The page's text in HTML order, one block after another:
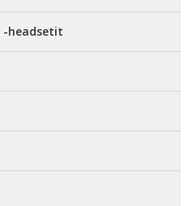
headsetit